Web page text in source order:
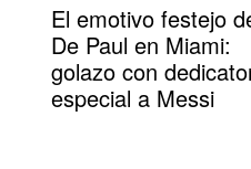
El emotivo festejo
De Paul en Miami:
golazo con
especial a Messi